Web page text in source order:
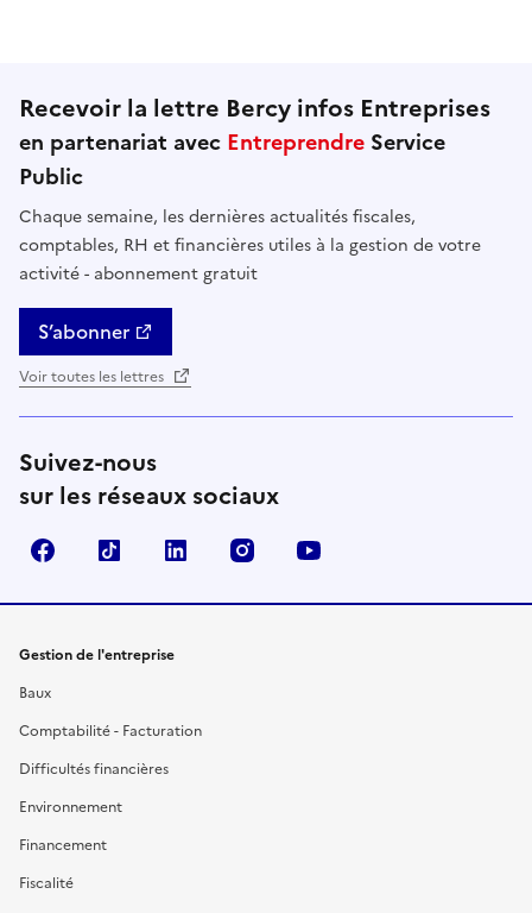
Recevoir la lettre Bercy infos Entreprises
en partenariat avec Entreprendre Service
Public
Chaque semaine, les dernières actualités fiscales,
comptables, RH et financières utiles à la gestion de votre
activité - abonnement gratuit
S’abonner
Voir toutes les lettres
Suivez-nous
sur les réseaux sociaux
FacebookTikTok Linkedin Instagram
Gestion de l'entreprise
Baux
Comptabilité - Facturation
Difficultés financières
Environnement
Financement
Fiscalité